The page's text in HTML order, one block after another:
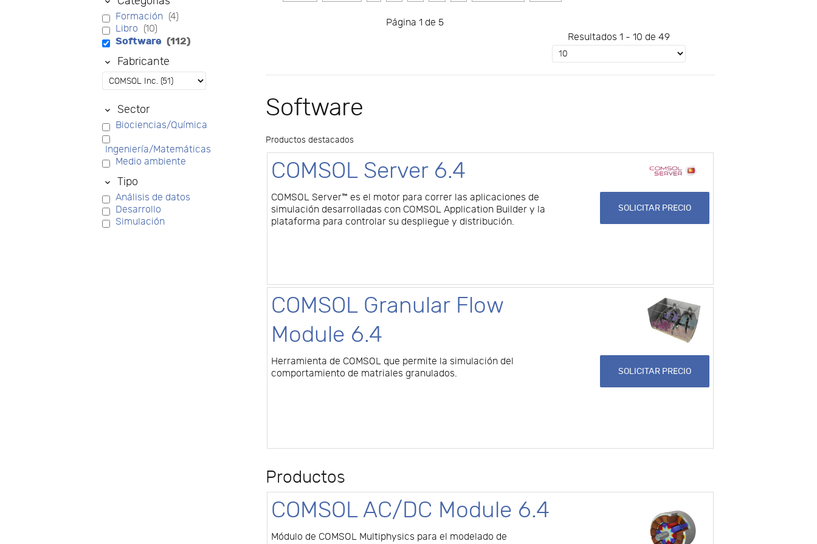
Formación (4)
Libro (10)
Software (112)
Fabricante
Sector
Biociencias/Química
Ingeniería/Matemáticas
Medio ambiente
Tipo
Análisis de datos
Desarrollo
Simulación
Página 1 de 5
Resultados 1 - 10 de 49
Software
Productos destacados
COMSOL Server 6.4
COMSOL Server™ es el motor para correr las aplicaciones de
simulación desarrolladas con COMSOL Application Builder y la
plataforma para controlar su despliegue y distribución.
SOLICITAR PRECIO
COMSOL Granular Flow
Module 6.4
Herramienta de COMSOL que permite la simulación del
comportamiento de matriales granulados.
SOLICITAR PRECIO
Productos
COMSOL AC/DC Module 6.4
Módulo de COMSOL Multiphysics para el modelado de